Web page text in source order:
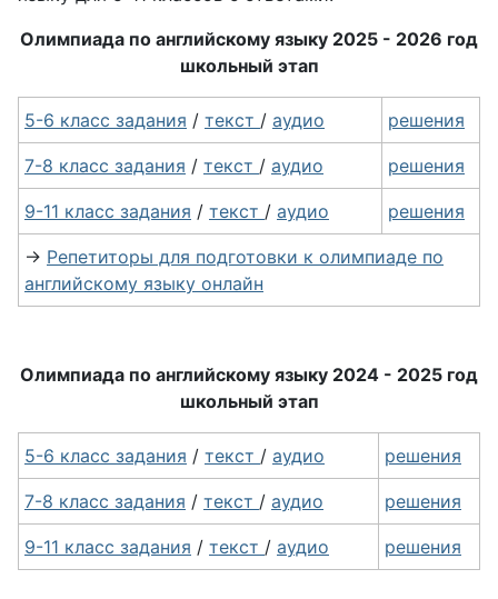
Олимпиада по английскому языку 2025 - 2026 год
школьный этап
5-6 класс задания / текст / аудио решения
7-8 класс задания / текст / аудио решения
9-11 класс задания / текст / аудио решения
→ Репетиторы для подготовки к олимпиаде по
английскому языку онлайн
Олимпиада по английскому языку 2024 - 2025 год
школьный этап
5-6 класс задания / текст / аудио решения
7-8 класс задания / текст / аудио решения
9-11 класс задания / текст / аудио решения